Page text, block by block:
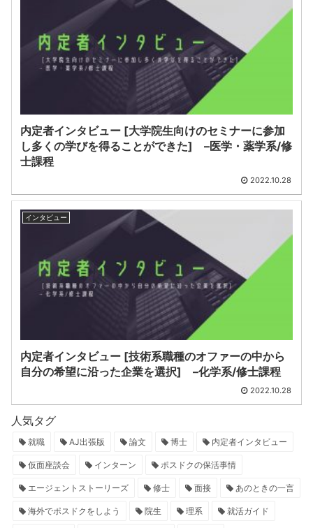
内定者インタビュー [大学院生向けのセミナーに参加
し多くの学びを得ることができた] –医学・薬学系/修
士課程
2022.10.28
インタビュー
内定者インタビュー [技術系職種のオファーの中から
自分の希望に沿った企業を選択] –化学系/修士課程
2022.10.28
人気タグ
就職 AJ出張版 論文 博士 内定者インタビュー
仮面座談会 インターン ポスドクの保活事情
エージェントストーリーズ 修士 面接 あのときの一言
海外でポスドクをしよう 院生 理系 就活ガイド